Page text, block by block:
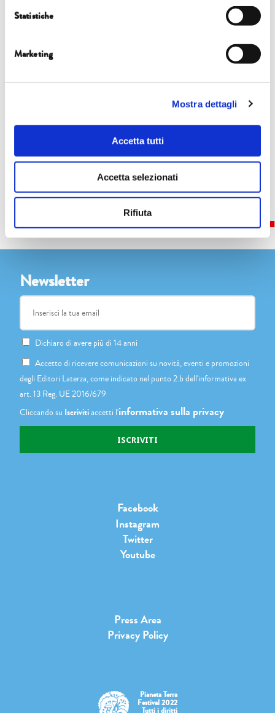
Statistiche
Marketing
Mostra dettagli
Accetta tutti
Accetta selezionati
Rifiuta
Share this...
Newsletter
Dichiaro di avere più di 14 anni
Accetto di ricevere comunicazioni su novità, eventi e promozioni
degli Editori Laterza, come indicato nel punto 2.b dell'informativa ex
art. 13 Reg. UE 2016/679
Cliccando su Iscrivitiaccetti l'informativa sulla privacy
Facebook
Instagram
Twitter
Youtube
Press Area
Privacy Policy
Pianeta Terra
Festival 2022
Tutti i diritti